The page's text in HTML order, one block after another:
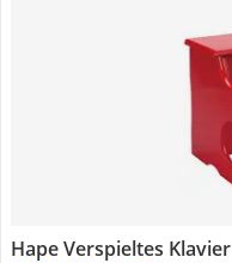
Hape Verspieltes Klavier